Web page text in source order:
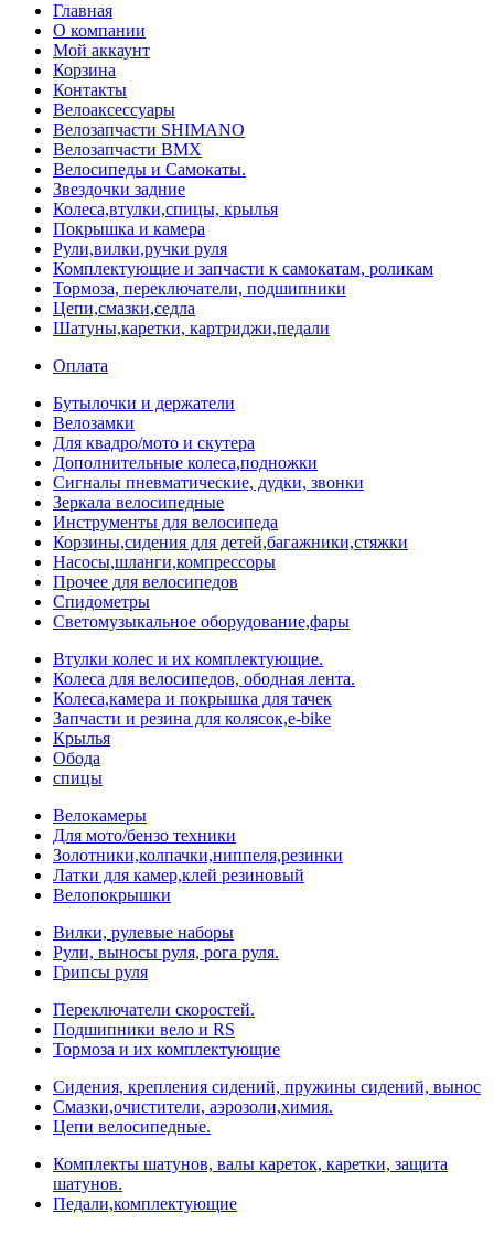
Главная
О компании
Мой аккаунт
Корзина
Контакты
Велоаксессуары
Велозапчасти SHIMANO
Велозапчасти BMX
Велосипеды и Самокаты.
Звездочки задние
Колеса,втулки,спицы, крылья
Покрышка и камера
Рули,вилки,ручки руля
Комплектующие и запчасти к самокатам, роликам
Тормоза, переключатели, подшипники
Цепи,смазки,седла
Шатуны,каретки, картриджи,педали
Оплата
Бутылочки и держатели
Велозамки
Для квадро/мото и скутера
Дополнительные колеса,подножки
Сигналы пневматические, дудки, звонки
Зеркала велосипедные
Инструменты для велосипеда
Корзины,сидения для детей,багажники,стяжки
Насосы,шланги,компрессоры
Прочее для велосипедов
Спидометры
Светомузыкальное оборудование,фары
Втулки колес и их комплектующие.
Колеса для велосипедов, ободная лента.
Колеса,камера и покрышка для тачек
Запчасти и резина для колясок,e-bike
Крылья
Обода
спицы
Велокамеры
Для мото/бензо техники
Золотники,колпачки,ниппеля,резинки
Латки для камер,клей резиновый
Велопокрышки
Вилки, рулевые наборы
Рули, выносы руля, рога руля.
Грипсы руля
Переключатели скоростей.
Подшипники вело и RS
Тормоза и их комплектующие
Сидения, крепления сидений, пружины сидений, вынос
Смазки,очистители, аэрозоли,химия.
Цепи велосипедные.
Комплекты шатунов, валы кареток, каретки, защита
шатунов.
Педали,комплектующие